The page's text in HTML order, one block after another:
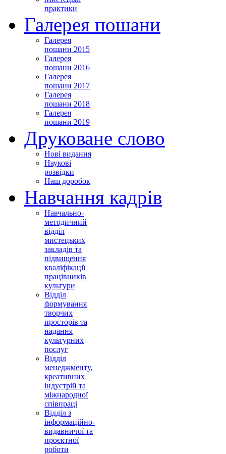
практики
Галерея пошани
Галерея
пошани 2015
Галерея
пошани 2016
Галерея
пошани 2017
Галерея
пошани 2018
Галерея
пошани 2019
Друковане слово
Нові видання
Наукові
розвідки
Наш доробок
Навчання кадрів
Навчально-
методичний
відділ
мистецьких
закладів та
підвищення
кваліфікації
працівників
культури
Відділ
формування
творчих
просторів та
надання
культурних
послуг
Відділ
менеджменту,
креативних
індустрій та
міжнародної
співпраці
Відділ з
інформаційно-
видавничої та
проєктної
роботи